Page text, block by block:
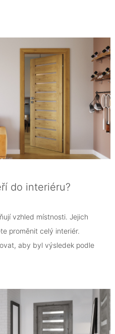
do interiéru?
vzhled místnosti. Jejich
proměnit celý interiér.
aby byl výsledek podle